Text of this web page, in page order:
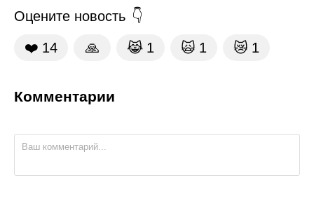
Оцените новость
❤️ 14 🙏 😹 1 🙀 1 😿 1
Комментарии